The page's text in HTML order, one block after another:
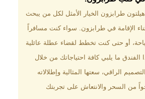
طرابزون؟
في قلب طرابزون بالقرب
المعالم السياحية. إطلالات
مرافق متكاملة تشمل
داخليًا، سبا، صالة ألعاب
رياضية، ومطاعم عالمية.
طرابزون الخيار الأمثل لكل من يبحث
الإقامة في طرابزون. سواء كنت مسافراً
أو حتى كنت تخطط لقضاء عطلة عائلية
ما يلبي كافة احتياجاتك من خلال
الراقي، سعتها المثالية وإطلالاته
من السحر والانتعاش على تجربتك